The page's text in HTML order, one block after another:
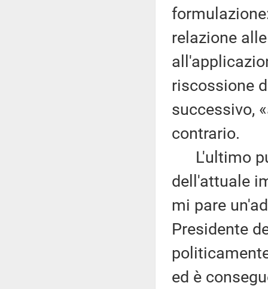
relazione
riscossione
successivo,
contrario.
L'ultimo
dell'attuale
mi pare
Presidente
ed è